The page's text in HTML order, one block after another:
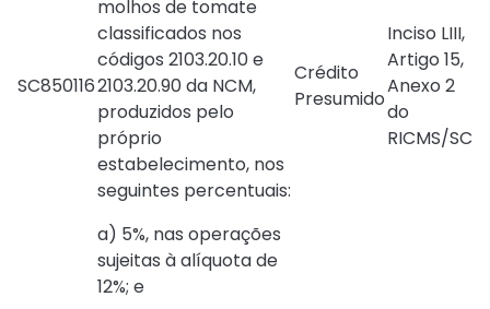
SC850116
molhos de tomate
classificados nos
códigos 2103.20.10 e
2103.20.90 da NCM,
produzidos pelo
próprio
estabelecimento, nos
seguintes percentuais:
a) 5%, nas operações
sujeitas à alíquota de
12%; e
Crédito
Presumido
Inciso LIII,
Artigo 15,
Anexo 2
do
RICMS/SC